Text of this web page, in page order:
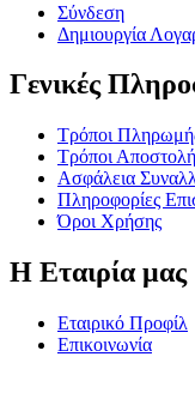
Σύνδεση
Δημιουργία
Γενικές
Τρόποι
Τρόποι
Ασφάλεια
Πληροφορίες
Όροι Χρήσης
Η Εταιρία μας
Εταιρικό Προφίλ
Επικοινωνία